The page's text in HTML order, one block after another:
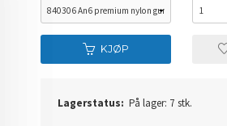
KJØP
Lagerstatus: På lager: 7 stk.